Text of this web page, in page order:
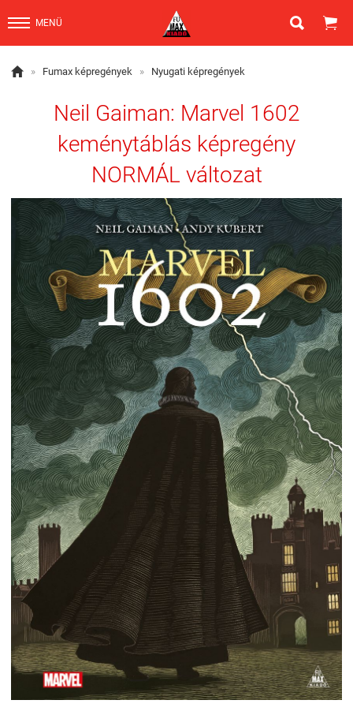
MENÜ  
 » Fumax képregények » Nyugati képregények
Neil Gaiman: Marvel 1602
keménytáblás képregény
NORMÁL változat